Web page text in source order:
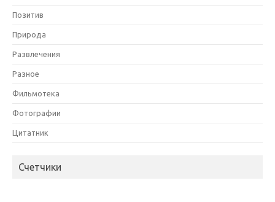
Позитив
Природа
Развлечения
Разное
Фильмотека
Фотографии
Цитатник
Счетчики